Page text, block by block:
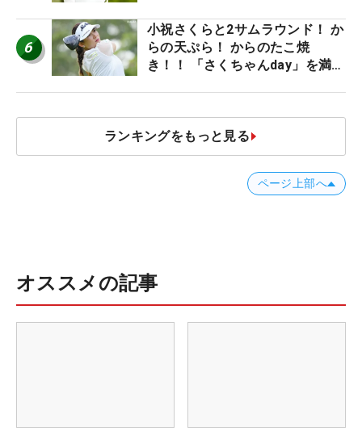
6
小祝さくらと2サムラウンド！ か
らの天ぷら！ からのたこ焼
き！！ 「さくちゃんday」を満喫
ランキングをもっと見る
ページ上部へ
オススメの記事